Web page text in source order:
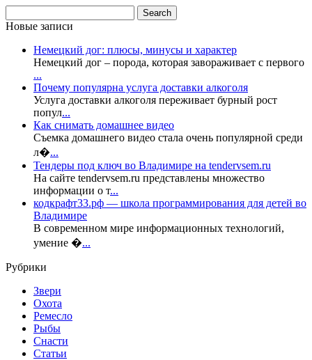
Новые записи
Немецкий дог: плюсы, минусы и характер
Немецкий дог – порода, которая завораживает с первого
...
Почему популярна услуга доставки алкоголя
Услуга доставки алкоголя переживает бурный рост
попул...
Как снимать домашнее видео
Съемка домашнего видео стала очень популярной среди
л�...
Тендеры под ключ во Владимире на tendervsem.ru
На сайте tendervsem.ru представлены множество
информации о т...
кодкрафт33.рф — школа программирования для детей во
Владимире
В современном мире информационных технологий,
умение �...
Рубрики
Звери
Охота
Ремесло
Рыбы
Снасти
Статьи